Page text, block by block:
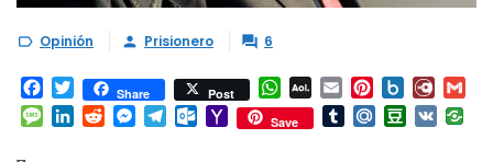
 Opinión  Prisionero  6
Facebook
TwitterShare Post WhatsApp
AOL
Mail
Email Pinterest
Box.net
Message
LinkedInRedditMessenger
TelegramOutlook.com
YahooSave TumblrMail.RuDouban
VK